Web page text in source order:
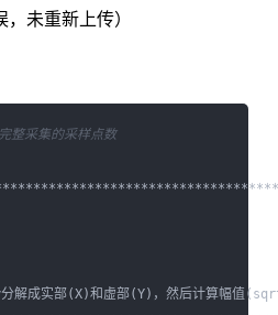
未重新上传）
采集的采样点数
解成实部(X)和虚部(Y)，然后计算幅值